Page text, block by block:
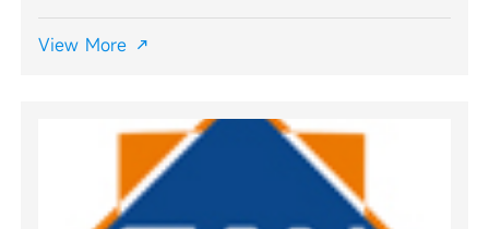
±0.01mm）；明确材料（PE/PP/PVC/TPU/PEEK等），尤其关注热
敏、高粘、高填
View More 